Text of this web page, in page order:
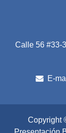
Calle 56 #33-
E-
Copyright